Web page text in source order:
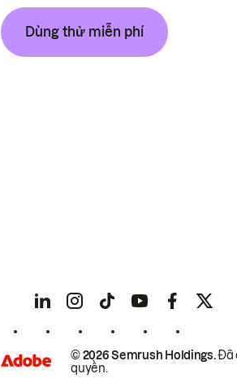
Dùng thử miễn phí
© 2026 Semrush Holdings.Đã
quyền.